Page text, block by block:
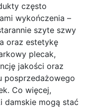
często
wykończenia –
szyte szwy
oraz estetykę
plecak,
jakości oraz
posprzedażowego
Co więcej,
damskie mogą stać